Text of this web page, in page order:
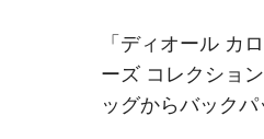
「ディオール カ
ーズ コレクショ
ッグからバックパ